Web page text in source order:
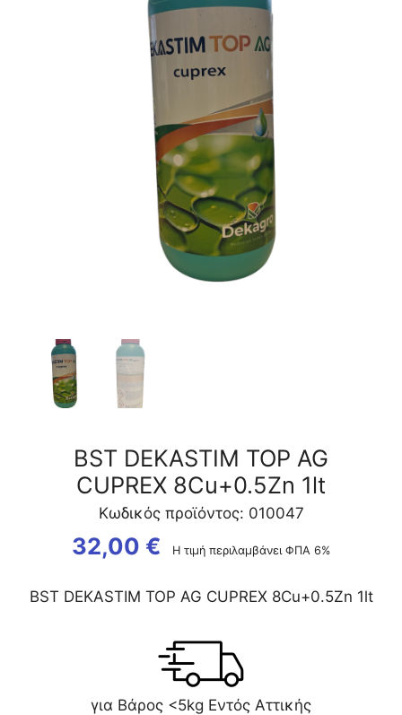
BST DEKASTIM TOP AG
CUPREX 8Cu+0.5Zn 1lt
Κωδικός προϊόντος: 010047
32,00 € Η τιμή περιλαμβάνει ΦΠΑ 6%
BST DEKASTIM TOP AG CUPREX 8Cu+0.5Zn 1lt
για Βάρος <5kg Εντός Αττικής